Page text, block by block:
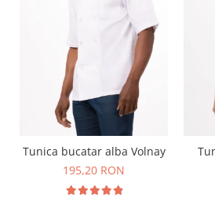
Tunica bucatar alba Volnay
195,20 RON